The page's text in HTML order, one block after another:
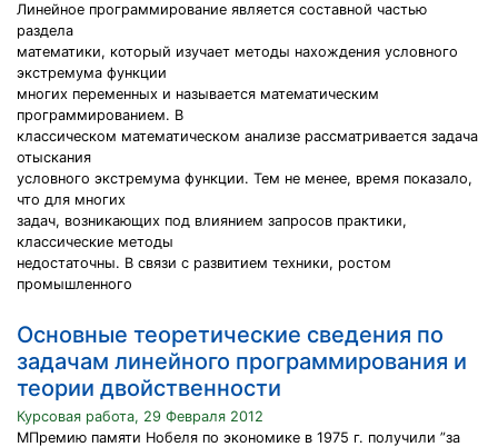
Линейное программирование является составной частью
раздела
математики, который изучает методы нахождения условного
экстремума функции
многих переменных и называется математическим
программированием. В
классическом математическом анализе рассматривается задача
отыскания
условного экстремума функции. Тем не менее, время показало,
что для многих
задач, возникающих под влиянием запросов практики,
классические методы
недостаточны. В связи с развитием техники, ростом
промышленного
Основные теоретические сведения по
задачам линейного программирования и
теории двойственности
Курсовая работа, 29 Февраля 2012
МПремию памяти Нобеля по экономике в 1975 г. получили ”за